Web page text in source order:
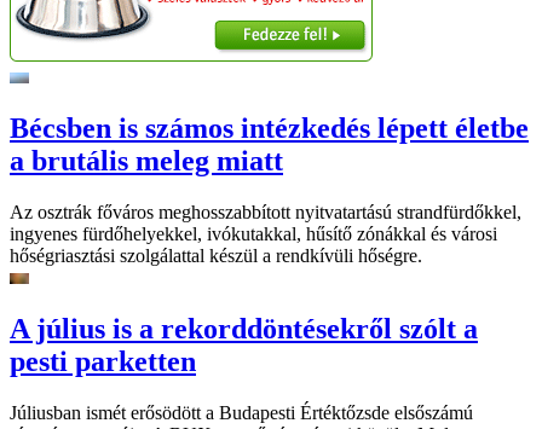
Bécsben is számos intézkedés lépett életbe
a brutális meleg miatt
Az osztrák főváros meghosszabbított nyitvatartású strandfürdőkkel,
ingyenes fürdőhelyekkel, ivókutakkal, hűsítő zónákkal és városi
hőségriasztási szolgálattal készül a rendkívüli hőségre.
A július is a rekorddöntésekről szólt a
pesti parketten
Júliusban ismét erősödött a Budapesti Értéktőzsde elsőszámú